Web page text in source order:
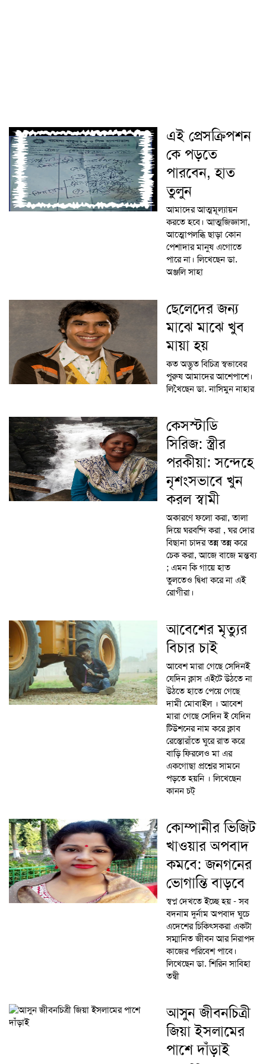
এই প্রেসক্রিপশন
কে পড়তে
পারবেন, হাত
তুলুন
আমাদের আত্মমূল্যায়ন
করতে হবে। আত্মজিজ্ঞাসা,
আত্মোপলব্ধি ছাড়া কোন
পেশাদার মানুষ এগোতে
পারে না। লিখেছেন ডা.
অঞ্জলি সাহা
ছেলেদের জন্য
মাঝে মাঝে খুব
মায়া হয়
কত অদ্ভুত বিচিত্র স্বভাবের
পুরুষ আমাদের আশেপাশে।
লিখৈছেন ডা. নাসিমুন নাহার
কেসস্টাডি
সিরিজ: স্ত্রীর
পরকীয়া: সন্দেহে
নৃশংসভাবে খুন
করল স্বামী
অকারণে ফলো করা, তালা
দিয়ে ঘরবন্দি করা , ঘর দোর
বিছানা চাদর তন্ন তন্ন করে
চেক করা, আজে বাজে মন্তব্য
; এমন কি গায়ে হাত
তুলতেও দ্বিধা করে না এই
রোগীরা।
আবেশের মৃত্যুর
বিচার চাই
আবেশ মারা গেছে সেদিনই
যেদিন ক্লাস এইটে উঠতে না
উঠতে হাতে পেয়ে গেছে
দামী মোবাইল । আবেশ
মারা গেছে সেদিন ই যেদিন
টিউশনের নাম করে ক্লাব
রেস্তোরাঁতে ঘুরে রাত করে
বাড়ি ফিরলেও মা এর
একগোছা প্রশ্নের সামনে
পড়তে হয়নি । লিখেছেন
কানন চট্
কোম্পানীর ভিজিট
খাওয়ার অপবাদ
কমবে: জনগনের
ভোগান্তি বাড়বে
স্বপ্ন দেখতে ইচ্ছে হয় - সব
বদনাম দুর্নাম অপবাদ ঘুচে
এদেশের চিকিৎসকরা একটা
সম্মানিত জীবন আর নিরাপদ
কাজের পরিবেশ পাবে।
লিখেছেন ডা. শিরিন সাবিহা
তন্বী
আসুন জীবনচিত্রী
জিয়া ইসলামের
পাশে দাঁড়াই